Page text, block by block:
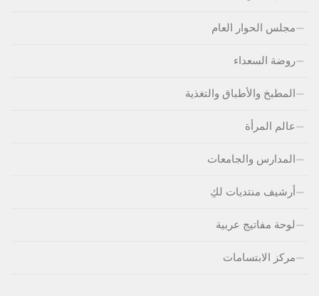
مجلس الحوار العام
روضة السعداء
المطبخ والأطباق والتغذية
عالم المرأة
المدارس والجامعات
أرشيف منتديات لكِ
لوحة مفاتيج عربية
مركز الابتسامات